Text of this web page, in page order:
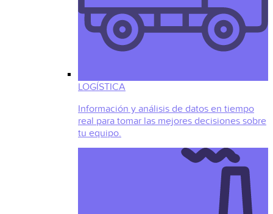
LOGÍSTICA
Información y análisis de datos en tiempo
real para tomar las mejores decisiones sobre
tu equipo.